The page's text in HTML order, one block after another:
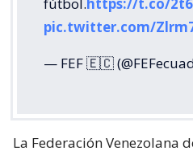
pic.twitter.com/
— FEF 🇪🇨
La Federación Venezolana